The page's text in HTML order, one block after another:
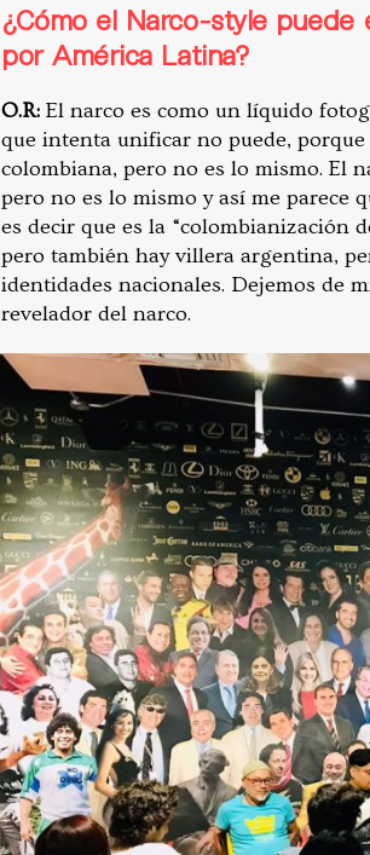
¿Cómo el Narco-style
por América Latina?
O.R: El narco es como un líquido
que intenta unificar no puede,
colombiana, pero no es lo mismo. El
pero no es lo mismo y así me parece
es decir que es la “colombianización
pero también hay villera argentina,
identidades nacionales. Dejemos de
revelador del narco.